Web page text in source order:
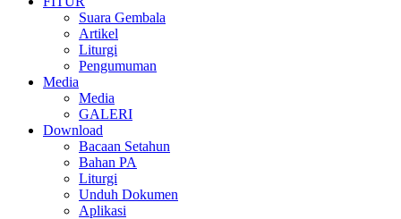
Suara Gembala
Artikel
Liturgi
Pengumuman
Media
Media
GALERI
Download
Bacaan Setahun
Bahan PA
Liturgi
Unduh Dokumen
Aplikasi